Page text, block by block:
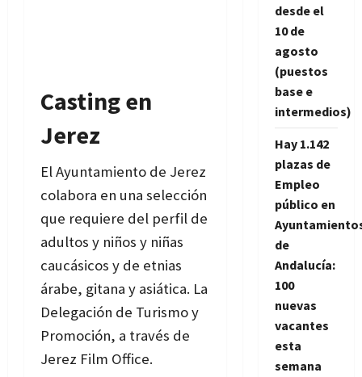
Casting en
Jerez
El Ayuntamiento de Jerez
colabora en una selección
que requiere del perfil de
adultos y niños y niñas
caucásicos y de etnias
árabe, gitana y asiática. La
Delegación de Turismo y
Promoción, a través de
Jerez Film Office.
desde el
10 de
agosto
(puestos
base e
intermedios)
Hay 1.142
plazas de
Empleo
público en
de
Andalucía:
100
nuevas
vacantes
esta
semana